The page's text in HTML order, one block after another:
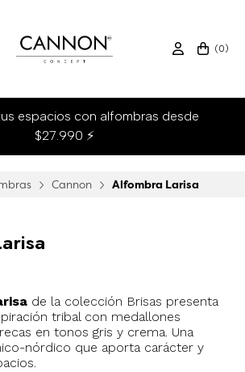
(0)
espacios con alfombras desde
$27.990 ⚡
Cannon Alfombra Larisa
de la colección Brisas presenta
tribal con medallones
en tonos gris y crema. Una
nórdico que aporta carácter y